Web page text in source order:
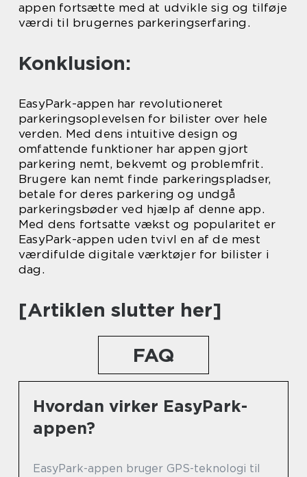
appen fortsætte med at udvikle sig og tilføje
værdi til brugernes parkeringserfaring.
Konklusion:
EasyPark-appen har revolutioneret
parkeringsoplevelsen for bilister over hele
verden. Med dens intuitive design og
omfattende funktioner har appen gjort
parkering nemt, bekvemt og problemfrit.
Brugere kan nemt finde parkeringspladser,
betale for deres parkering og undgå
parkeringsbøder ved hjælp af denne app.
Med dens fortsatte vækst og popularitet er
EasyPark-appen uden tvivl en af de mest
værdifulde digitale værktøjer for bilister i
dag.
[Artiklen slutter her]
FAQ
Hvordan virker EasyPark-
appen?
EasyPark-appen bruger GPS-teknologi til